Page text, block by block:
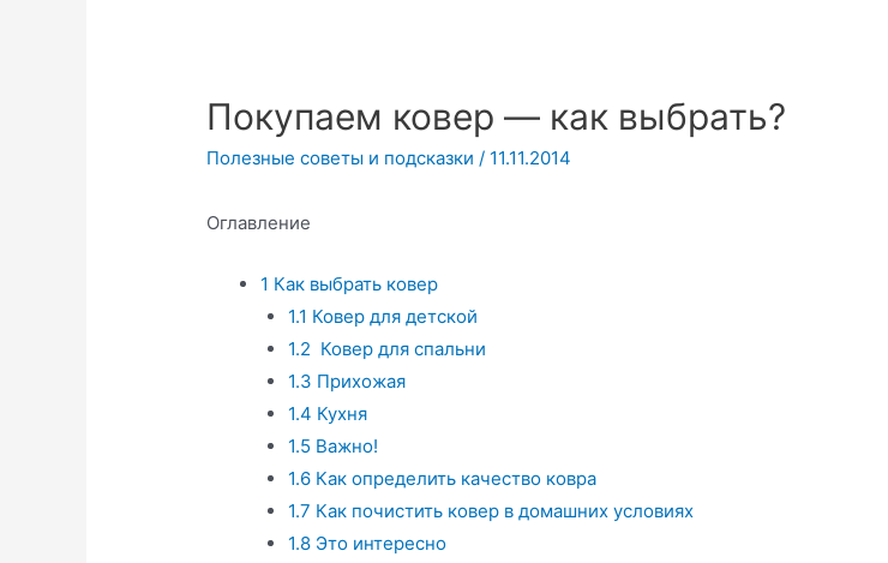
Покупаем ковер — как выбрать?
Полезные советы и подсказки / 11.11.2014
Оглавление
1 Как выбрать ковер
1.1 Ковер для детской
1.2 Ковер для спальни
1.3 Прихожая
1.4 Кухня
1.5 Важно!
1.6Как определить качество ковра
1.7 Как почистить ковер в домашних условиях
1.8Это интересно